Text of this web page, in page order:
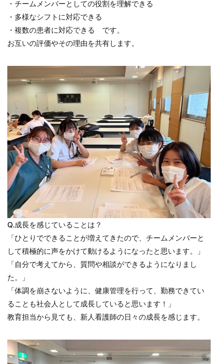
・チームメンバーとしての役割を理解できる
・多様なシフトに対応できる
・複数の患者に対応できる です。
お互いの評価やその理由を共有します。
Q.成長を感じていることは？
「ひとりでできることが増えてきたので、チームメンバーと
して積極的に声をかけて動けるようになったと思います。」
「自分で考えてから、質問や相談ができるようになりまし
た。」
「体調を崩さないように、健康管理を行って、勤務できてい
ることも社会人として成長していると思います！」
教育担当から見ても、新人看護師の日々の成長を感じます。